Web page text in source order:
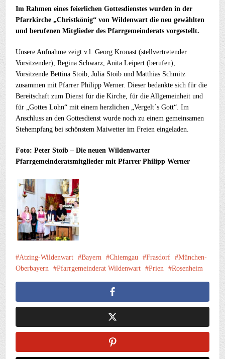
Im Rahmen eines feierlichen Gottesdienstes wurden in der
Pfarrkirche „Christkönig“ von Wildenwart die neu gewählten
und berufenen Mitglieder des Pfarrgemeinderats vorgestellt.
Unsere Aufnahme zeigt v.l. Georg Kronast (stellvertretender
Vorsitzender), Regina Schwarz, Anita Leipert (berufen),
Vorsitzende Bettina Stoib, Julia Stoib und Matthias Schmitz
zusammen mit Pfarrer Philipp Werner. Dieser bedankte sich für die
Bereitschaft zum Dienst für die Kirche, für die Allgemeinheit und
für „Gottes Lohn“ mit einem herzlichen „Vergelt´s Gott“. Im
Anschluss an den Gottesdienst wurde noch zu einem gemeinsamen
Stehempfang bei schönstem Maiwetter im Freien eingeladen.
Foto: Peter Stoib – Die neuen Wildenwarter
Pfarrgemeinderatsmitglieder mit Pfarrer Philipp Werner
Atzing-Wildenwart Bayern Chiemgau Frasdorf
München-
Oberbayern
Pfarrgemeinderat Wildenwart Prien Rosenheim